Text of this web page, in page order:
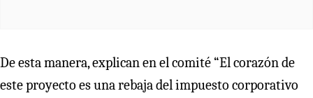
De esta manera, explican en el comité “El corazón de
este proyecto es una rebaja del impuesto corporativo